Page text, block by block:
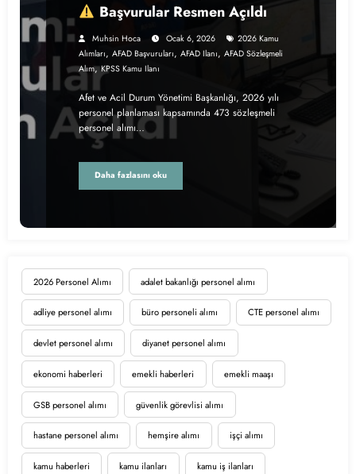
2026 Personel Alımı adalet bakanlığı personel alımı
adliye personel alımı büro personeli alımı CTE personel alımı
devlet personel alımı diyanet personel alımı
ekonomi haberleri emekli haberleri emekli maaşı
GSB personel alımı güvenlik görevlisi alımı
hastane personel alımı hemşire alımı işçi alımı
kamu haberleri kamu ilanları kamu iş ilanları
Başvurular Resmen Açıldı
Muhsin Hoca Ocak 6, 2026
2026 Kamu
Alımları, AFAD Başvuruları, AFAD Ilanı, AFAD Sözleşmeli
Alım,KPSS Kamu Ilanı
Afet ve Acil Durum Yönetimi Başkanlığı, 2026 yılı
personel planlaması kapsamında 473 sözleşmeli
personel alımı…
Daha fazlasını oku